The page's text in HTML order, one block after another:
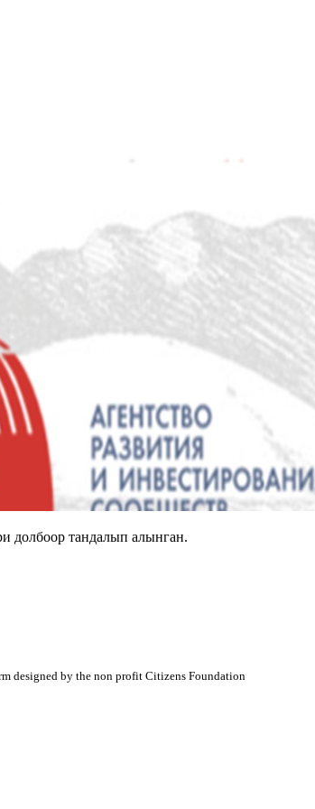
долбоор тандалып алынган.
designed by the non profit Citizens Foundation